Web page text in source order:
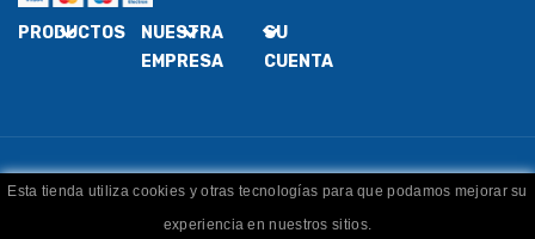
PRODUCTOS
NUESTRA
EMPRESA
SU
CUENTA
Esta tienda utiliza cookies y otras tecnologías para que podamos mejorar su
experiencia en nuestros sitios.
Dislaman . Todos los derechos reservados